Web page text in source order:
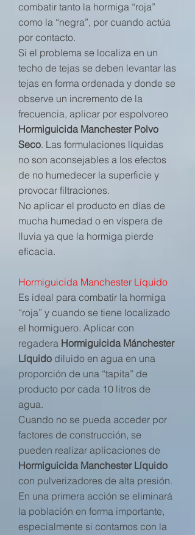
combatir tanto la hormiga “roja”
como la “negra”, por cuando actúa
por contacto.
Si el problema se localiza en un
techo de tejas se deben levantar las
tejas en forma ordenada y donde se
observe un incremento de la
frecuencia, aplicar por espolvoreo
Hormiguicida Manchester Polvo
Seco. Las formulaciones líquidas
no son aconsejables a los efectos
de no humedecer la superficie y
provocar filtraciones.
No aplicar el producto en días de
mucha humedad o en víspera de
lluvia ya que la hormiga pierde
eficacia.​
Hormiguicida Manchester Líquido
Es ideal para combatir la hormiga
“roja” y cuando se tiene localizado
el hormiguero. Aplicar con
regadera Hormiguicida Mánchester
Líquido diluido en agua en una
proporción de una “tapita” de
producto por cada 10 litros de
agua.
Cuando no se pueda acceder por
factores de construcción, se
pueden realizar aplicaciones de
Hormiguicida Manchester Líquido
con pulverizadores de alta presión.
En una primera acción se eliminará
la población en forma importante,
especialmente si contamos con la